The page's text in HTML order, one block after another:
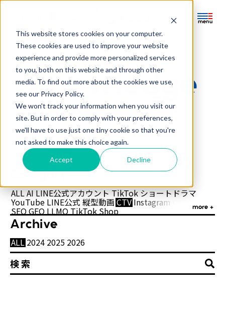
This website stores cookies on your computer.
These cookies are used to improve your website
experience and provide more personalized services
to you, both on this website and through other
media. To find out more about the cookies we use,
see our Privacy Policy.
We won't track your information when you visit our
site. But in order to comply with your preferences,
we'll have to use just one tiny cookie so that you're
not asked to make this choice again.
Accept Decline
メルマガ登録 お問い合わせ
ホーム
記事
Archive
インタビュー /コラム
ナレッジ
セミナーアーカイブ
Seminar Archive
お役立ち資料
Useful Items
縦型動画特集
Category
ALLクリエイティブ
縦型動画
動画広告CookieUX改善広告効果計測1st party data
more
ホーム ナレッジ
ナレッジ
Category
ALLAILINE公式アカウントTikTokショートドラマ
YouTube LINE公式 縦型動画 CTV Instagram
SEOGEOLLMOTikTok Shop
ダイレクトレスポンスマーケティング
more
Archive
ALL 2024 2025 2026